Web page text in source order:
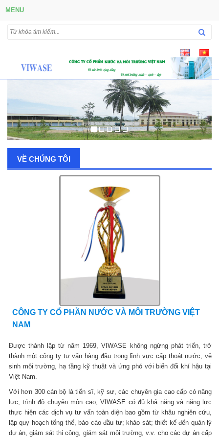
MENU
VỀ CHÚNG TÔI
CÔNG TY CỔ PHẦN NƯỚC VÀ MÔI TRƯỜNG VIỆT
NAM
Được thành lập từ năm 1969, VIWASE không ngừng phát triển, trở
thành một công ty tư vấn hàng đầu trong lĩnh vực cấp thoát nước, vệ
sinh môi trường, hạ tầng kỹ thuật và ứng phó với biến đổi khí hậu tại
Việt Nam.
Với hơn 300 cán bộ là tiến sĩ, kỹ sư, các chuyên gia cao cấp có năng
lực, trình độ chuyên môn cao, VIWASE có đủ khả năng và năng lực
thực hiện các dịch vụ tư vấn toàn diện bao gồm từ khâu nghiên cứu,
lập quy hoạch tổng thể, báo cáo đầu tư; khảo sát; thiết kế đến quản lý
dự án, giám sát thi công, giám sát môi trường, v.v. cho các dự án cấp